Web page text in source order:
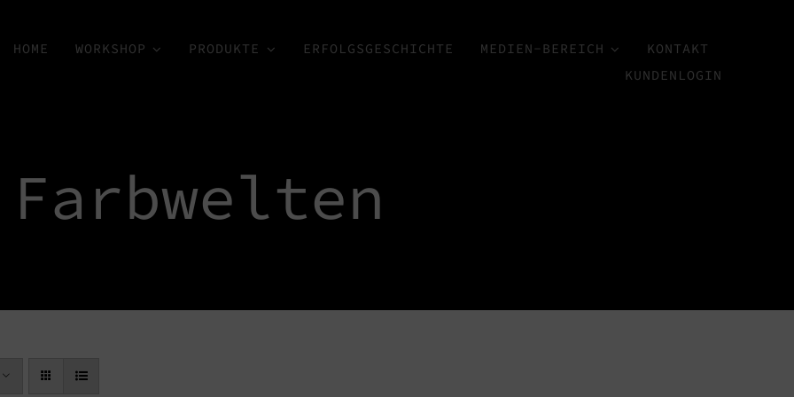
HOME WORKSHOP PRODUKTE ERFOLGSGESCHICHTE MEDIEN-BEREICH
KONTAKT
KUNDENLOGIN
Farbwelten